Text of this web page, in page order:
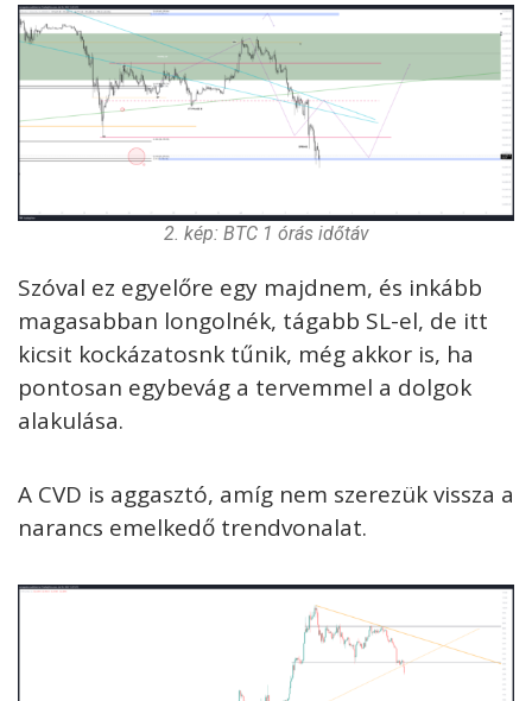
2. kép: BTC 1 órás időtáv
Szóval ez egyelőre egy majdnem, és inkább
magasabban longolnék, tágabb SL-el, de itt
kicsit kockázatosnk tűnik, még akkor is, ha
pontosan egybevág a tervemmel a dolgok
alakulása.
A CVD is aggasztó, amíg nem szerezük vissza a
narancs emelkedő trendvonalat.